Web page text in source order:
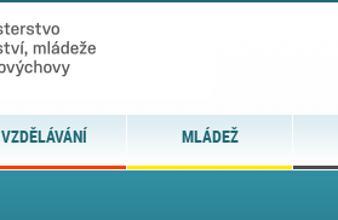
VZDĚLÁVÁNÍ MLÁDEŽ